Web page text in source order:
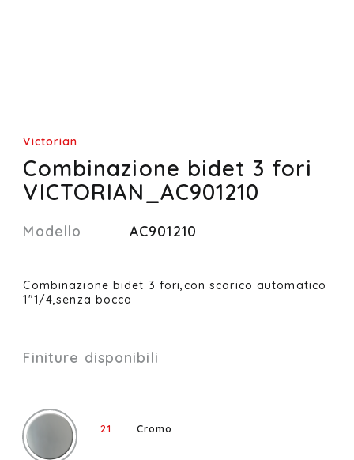
Victorian
Combinazione bidet 3 fori
VICTORIAN_AC901210
Modello AC901210
Combinazione bidet 3 fori,con scarico automatico
1"1/4,senza bocca
Finiture disponibili
21 Cromo